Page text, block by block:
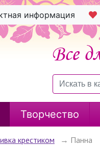
информация
Творчество
крестиком → Панна